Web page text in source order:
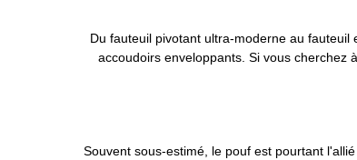
Du fauteuil pivotant ultra-moderne au
accoudoirs enveloppants. Si vous cherchez
Souvent sous-estimé, le pouf est pourtant